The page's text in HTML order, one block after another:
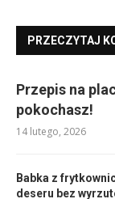
PRZECZYTAJ
Przepis na
pokochasz!
14 lutego, 2026
Babka z
deseru bez